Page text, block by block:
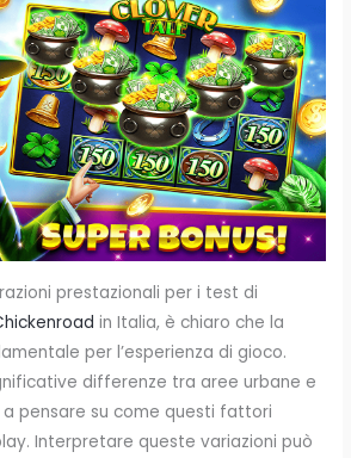
prestazionali per i test di
in Italia, è chiaro che la
per l’esperienza di gioco.
differenze tra aree urbane e
pensare su come questi fattori
Interpretare queste variazioni può